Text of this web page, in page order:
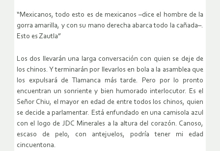
“Mexicanos, todo esto es de mexicanos –dice el hombre de la
gorra amarilla, y con su mano derecha abarca todo la cañada–.
Esto es Zautla”
Los dos llevarán una larga conversación con quien se deje de
los chinos. Y terminarán por llevarlos en bola a la asamblea que
los expulsará de Tlamanca más tarde. Pero por lo pronto
encuentran un sonriente y bien humorado interlocutor. Es el
Señor Chiu, el mayor en edad de entre todos los chinos, quien
se decide a parlamentar. Está enfundado en una camisola azul
con el logo de JDC Minerales a la altura del corazón. Canoso,
escaso de pelo, con antejuelos, podría tener mi edad
cincuentona.